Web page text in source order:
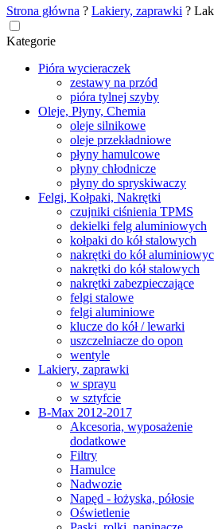
Strona główna ? Lakiery, zaprawki ?
Kategorie
Pióra wycieraczek
zestawy na przód
pióra tylnej szyby
Oleje, Płyny, Chemia
oleje silnikowe
oleje przekładniowe
płyny hamulcowe
płyny chłodnicze
płyny do spryskiwaczy
Felgi, Kołpaki, Nakrętki
czujniki ciśnienia TPMS
dekielki felg aluminiowych
kołpaki do kół stalowych
nakrętki do kół
nakrętki do kół stalowych
nakrętki zabezpieczające
felgi stalowe
felgi aluminiowe
klucze do kół / lewarki
uszczelniacze do opon
wentyle
Lakiery, zaprawki
w sprayu
w sztyfcie
B-Max 2012-2017
Akcesoria, wyposażenie
dodatkowe
Filtry
Hamulce
Nadwozie
Napęd - łożyska, półosie
Oświetlenie